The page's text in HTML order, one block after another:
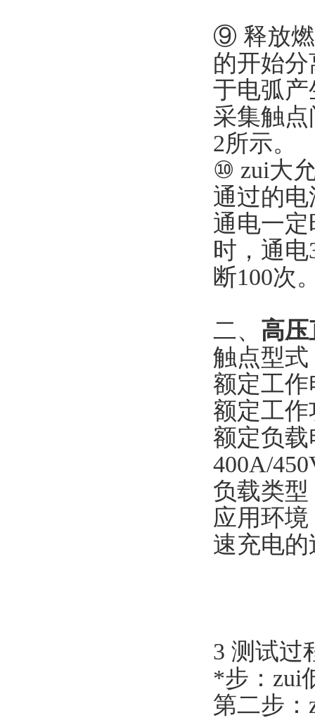
⑨ 释放燃
的开始
于电弧
采集触
2所示。
⑩ zui大
通过的
通电一
时，通电
断100次
二、 高压
触点型
额定工作
额定工
额定负载
400A/
负载类
应用环
速充电
3 测试过
*步：zui
第二步